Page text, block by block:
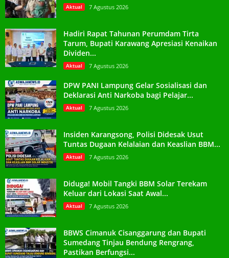
Aktual 7 Agustus 2026
Hadiri Rapat Tahunan Perumdam Tirta
Tarum, Bupati Karawang Apresiasi Kenaikan
Dividen...
Aktual 7 Agustus 2026
DPW PANI Lampung Gelar Sosialisasi dan
Deklarasi Anti Narkoba bagi Pelajar...
Aktual 7 Agustus 2026
Insiden Karangsong, Polisi Didesak Usut
Tuntas Dugaan Kelalaian dan Keaslian BBM...
Aktual 7 Agustus 2026
Diduga! Mobil Tangki BBM Solar Terekam
Keluar dari Lokasi Saat Awal...
Aktual 7 Agustus 2026
BBWS Cimanuk Cisanggarung dan Bupati
Sumedang Tinjau Bendung Rengrang,
Pastikan Berfungsi...